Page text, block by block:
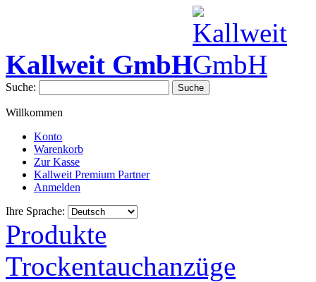
Kallweit GmbH
Suche: Suche
Willkommen
Konto
Warenkorb
Zur Kasse
Kallweit Premium Partner
Anmelden
Ihre Sprache:
Produkte
Trockentauchanzüge